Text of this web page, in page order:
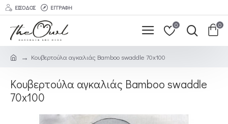
ΕΊΣΟΔΟΣ ΕΓΓΡΑΦΉ
0 0
Κουβερτούλα αγκαλιάς Bamboo swaddle 70x100
Κουβερτούλα αγκαλιάς Bamboo swaddle
70x100